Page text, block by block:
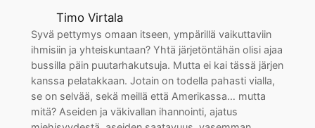
Timo Virtala
Syvä pettymys omaan itseen, ympärillä vaikuttaviin
ihmisiin ja yhteiskuntaan? Yhtä järjetöntähän olisi ajaa
bussilla päin puutarhakutsuja. Mutta ei kai tässä järjen
kanssa pelatakkaan. Jotain on todella pahasti vialla,
se on selvää, sekä meillä että Amerikassa… mutta
mitä? Aseiden ja väkivallan ihannointi, ajatus